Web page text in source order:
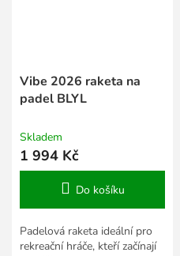
Vibe 2026 raketa na
padel BLYL
Skladem
1 994 Kč
Do košíku
Padelová raketa ideální pro
rekreační hráče, kteří začínají